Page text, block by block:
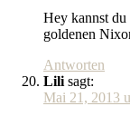
Hey kannst du
goldenen
Antworten
Lili sagt:
Mai 21, 2013